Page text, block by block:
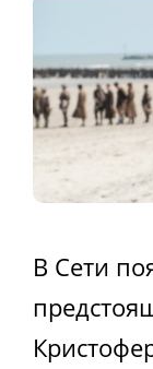
В Сети